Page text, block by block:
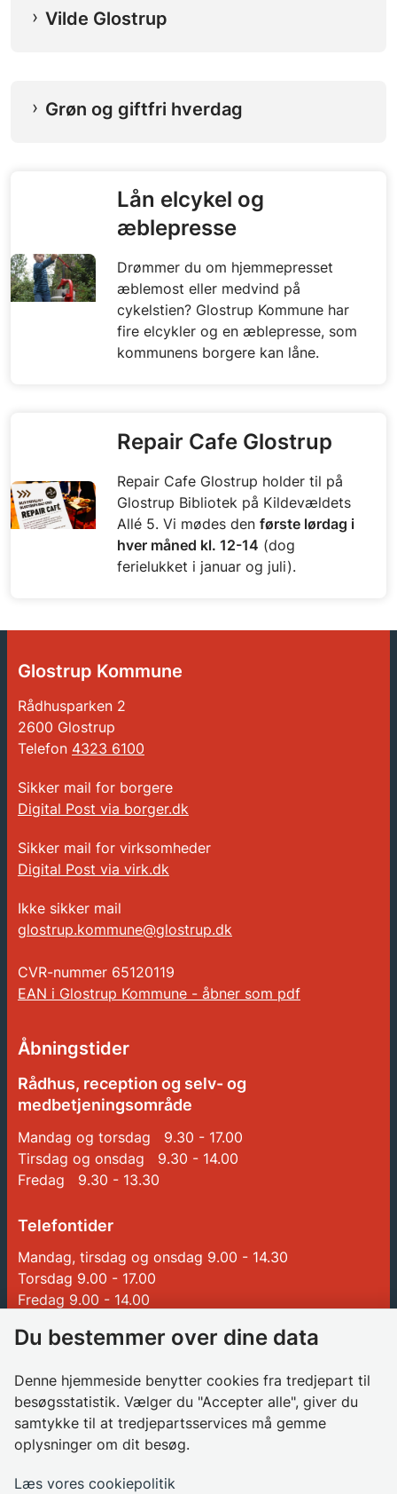
Vilde Glostrup
Grøn og giftfri hverdag
Lån elcykel og
æblepresse
Drømmer du om hjemmepresset
æblemost eller medvind på
cykelstien? Glostrup Kommune har
fire elcykler og en æblepresse, som
kommunens borgere kan låne.
Repair Cafe Glostrup
Repair Cafe Glostrup holder til på
Glostrup Bibliotek på Kildevældets
Allé 5. Vi mødes denførste lørdag i
hver måned kl. 12-14 (dog
ferielukket i januar og juli).
Glostrup Kommune
Rådhusparken 2
2600 Glostrup
Telefon 4323 6100
Sikker mail for borgere
Digital Post via borger.dk
Sikker mail for virksomheder
Digital Post via virk.dk
Ikke sikker mail
glostrup.kommune@glostrup.dk
CVR-nummer 65120119
EAN i Glostrup Kommune - åbner som pdf
Åbningstider
Rådhus, reception og selv- og
medbetjeningsområde
Mandag og torsdag 9.30 - 17.00
Tirsdag og onsdag 9.30 - 14.00
Fredag 9.30 - 13.30
Telefontider
Mandag, tirsdag og onsdag 9.00 - 14.30
Torsdag 9.00 - 17.00
Fredag 9.00 - 14.00
Betalinger til Glostrup Kommune
Borgerrådgiver
Søg job i kommunen
Databeskyttelsesrådgiver
Du bestemmer over dine data
Denne hjemmeside benytter cookies fra tredjepart til
besøgsstatistik. Vælger du "Accepter alle", giver du
samtykke til at tredjepartsservices må gemme
oplysninger om dit besøg.
Læs vores cookiepolitik